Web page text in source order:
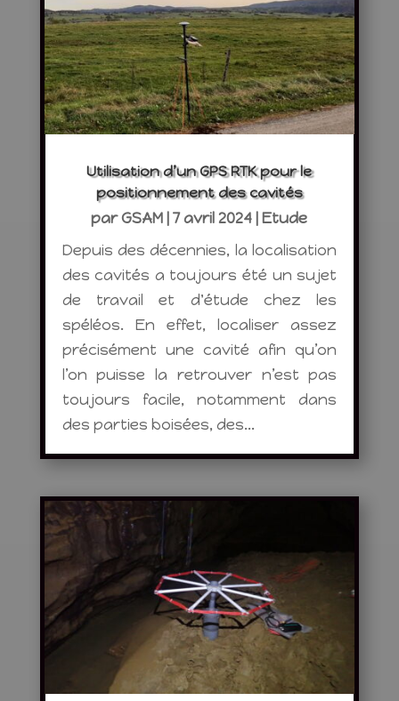
Utilisation d’un GPS RTK pour le
positionnement des cavités
parGSAM |7 avril 2024 |Etude
Depuis des décennies, la localisation
des cavités a toujours été un sujet
de travail et d'étude chez les
spéléos. En effet, localiser assez
précisément une cavité afin qu’on
l’on puisse la retrouver n’est pas
toujours facile, notamment dans
des parties boisées, des...